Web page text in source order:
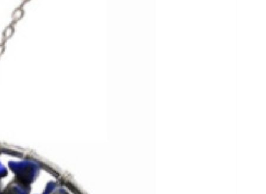
nošení i slavnostní příležitosti. Krásný dárek
cestou.